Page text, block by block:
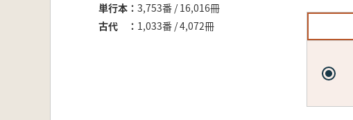
単行本
3,753番 / 16,016冊
古代
1,033番 / 4,072冊